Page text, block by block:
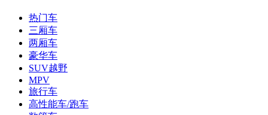
热门车
三厢车
两厢车
豪华车
SUV越野
MPV
旅行车
高性能车/跑车